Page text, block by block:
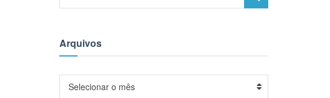
Arquivos
Arquivos
Selecionar o mês